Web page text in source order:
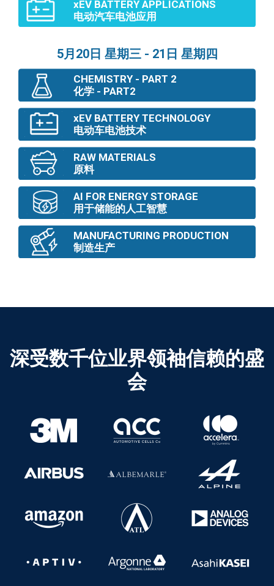
xEV BATTERY APPLICATIONS
电动汽车电池应用
5月20日 星期三 - 21日 星期四
CHEMISTRY - PART 2
化学 - PART2
xEV BATTERY TECHNOLOGY
电动车电池技术
RAW MATERIALS
原料
AI FOR ENERGY STORAGE
用于储能的人工智慧
MANUFACTURING PRODUCTION
制造生产
深受数千位业界领袖信赖的盛
会